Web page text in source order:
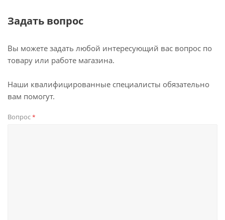
Задать вопрос
Вы можете задать любой интересующий вас вопрос по
товару или работе магазина.
Наши квалифицированные специалисты обязательно
вам помогут.
Вопрос*